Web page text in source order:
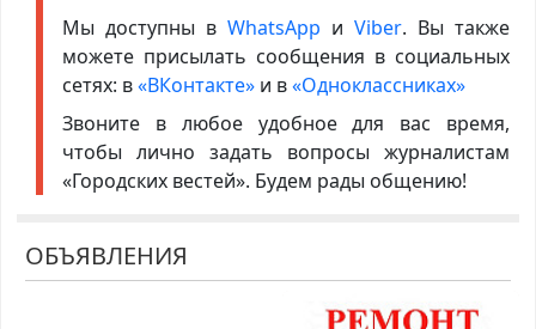
Мы доступны в WhatsApp иViber. Вы также
можете присылать сообщения в социальных
сетях: в«ВКонтакте»и в«Одноклассниках»
Звоните в любое удобное для вас время,
чтобы лично задать вопросы журналистам
«Городских вестей». Будем рады общению!
ОБЪЯВЛЕНИЯ